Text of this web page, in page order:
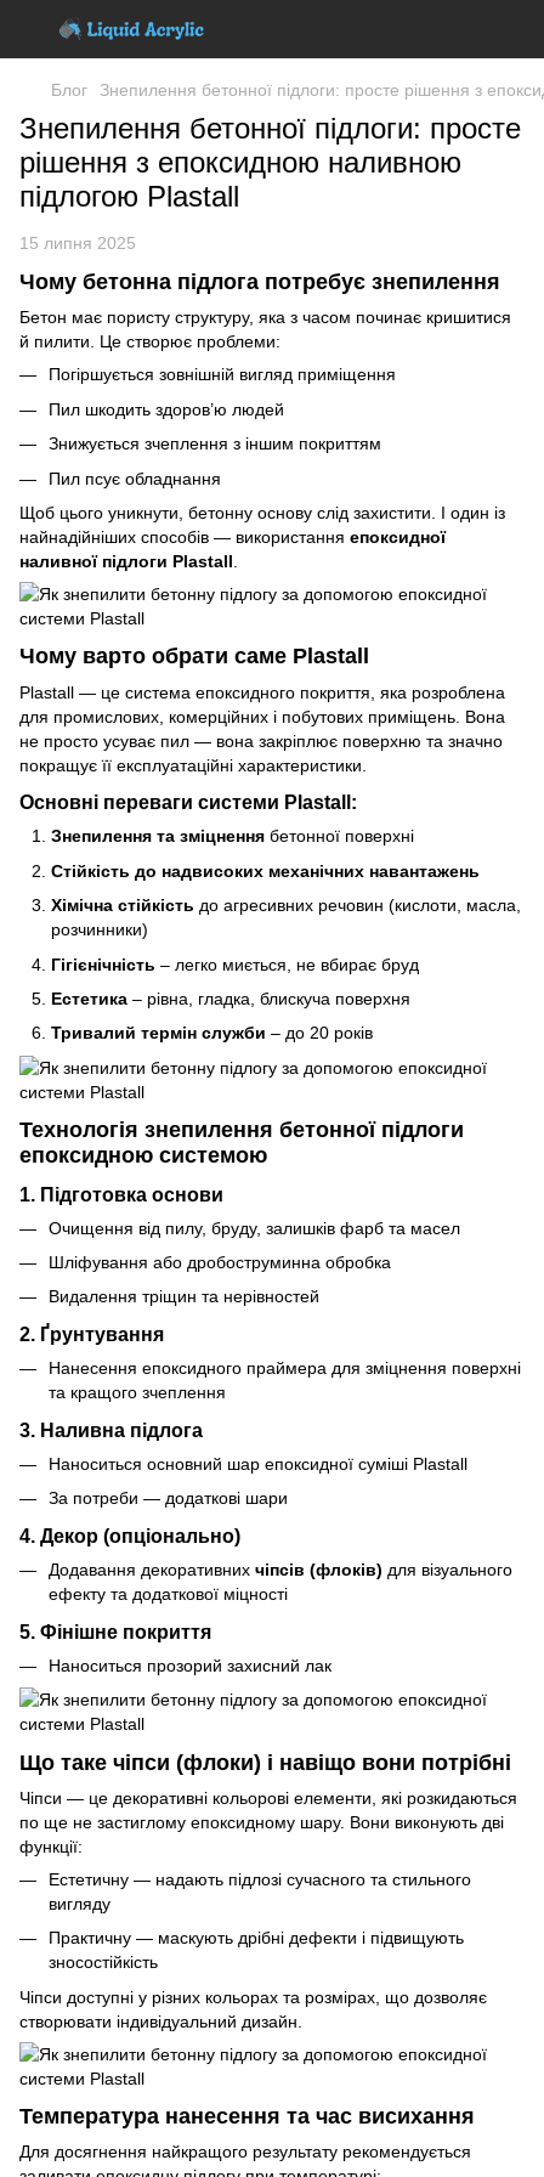
Блог Знепилення бетонної підлоги: просте рішення з
Знепилення бетонної підлоги: просте
рішення з епоксидною наливною
підлогою Plastall
15 липня 2025
Чому бетонна підлога потребує знепилення
Бетон має пористу структуру, яка з часом починає кришитися
й пилити. Це створює проблеми:
Погіршується зовнішній вигляд приміщення
Пил шкодить здоров’ю людей
Знижується зчеплення з іншим покриттям
Пил псує обладнання
Щоб цього уникнути, бетонну основу слід захистити. І один із
найнадійніших способів — використання епоксидної
наливної підлоги Plastall
Чому варто обрати саме Plastall
Plastall — це система епоксидного покриття, яка розроблена
для промислових, комерційних і побутових приміщень. Вона
не просто усуває пил — вона закріплює поверхню та значно
покращує її експлуатаційні характеристики.
Основні переваги системи Plastall:
Знепилення та зміцнення бетонної поверхні
Стійкість до надвисоких механічних навантажень
Хімічна стійкість до агресивних речовин (кислоти, масла,
розчинники)
Гігієнічність – легко миється, не вбирає бруд
Естетика – рівна, гладка, блискуча поверхня
Тривалий термін служби – до 20 років
Технологія знепилення бетонної підлоги
епоксидною системою
1. Підготовка основи
Очищення від пилу, бруду, залишків фарб та масел
Шліфування або дробоструминна обробка
Видалення тріщин та нерівностей
2. Ґрунтування
Нанесення епоксидного праймера для зміцнення поверхні
та кращого зчеплення
3. Наливна підлога
Наноситься основний шар епоксидної суміші Plastall
За потреби — додаткові шари
4. Декор (опціонально)
Додавання декоративних чіпсів (флоків) для візуального
ефекту та додаткової міцності
5. Фінішне покриття
Наноситься прозорий захисний лак
Що таке чіпси (флоки) і навіщо вони потрібні
Чіпси — це декоративні кольорові елементи, які розкидаються
по ще не застиглому епоксидному шару. Вони виконують дві
функції:
Естетичну — надають підлозі сучасного та стильного
вигляду
Практичну — маскують дрібні дефекти і підвищують
зносостійкість
Чіпси доступні у різних кольорах та розмірах, що дозволяє
створювати індивідуальний дизайн.
Температура нанесення та час висихання
Для досягнення найкращого результату рекомендується